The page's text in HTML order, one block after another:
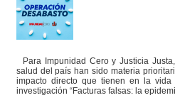
Para Impunidad Cero y Justicia
salud del país han sido materia
impacto directo que tienen en la
investigación “Facturas falsas: la